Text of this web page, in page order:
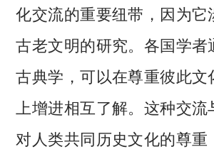
化交流的重要纽带，因为它
古老文明的研究。各国学者
古典学，可以在尊重彼此文
上增进相互了解。这种交
对人类共同历史文化的尊重